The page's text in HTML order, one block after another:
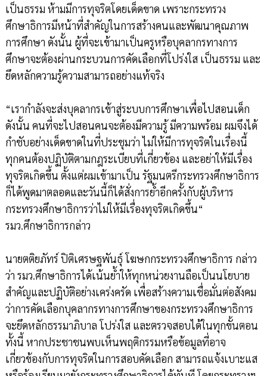
เป็นธรรม ห้ามมีการทุจริตโดยเด็ดขาด เพราะกระทรวง
ศึกษาธิการมีหน้าที่สำคัญในการสร้างคนและพัฒนาคุณภาพ
การศึกษา ดังนั้น ผู้ที่จะเข้ามาเป็นครูหรือบุคลากรทางการ
ศึกษาจะต้องผ่านกระบวนการคัดเลือกที่โปร่งใส เป็นธรรม และ
ยึดหลักความรู้ความสามารถอย่างแท้จริง
“เรากำลังจะส่งบุคลากรเข้าสู่ระบบการศึกษาเพื่อไปสอนเด็ก
ดังนั้น คนที่จะไปสอนคนจะต้องมีความรู้ มีความพร้อม ผมจึงได้
กำชับอย่างเด็ดขาดในที่ประชุมว่า ไม่ให้มีการทุจริตในเรื่องนี้
ทุกคนต้องปฏิบัติตามกฎระเบียบที่เกี่ยวข้อง และอย่าให้มีเรื่อง
ทุจริตเกิดขึ้น ตั้งแต่ผมเข้ามาเป็น รัฐมนตรีกระทรวงศึกษาธิการ
ก็ได้พูดมาตลอดและวันนี้ก็ได้สั่งการย้ำอีกครั้งกับผู้บริหาร
กระทรวงศึกษาธิการว่าไม่ให้มีเรื่องทุจริตเกิดขึ้น“
รมว.ศึกษาธิการกล่าว
นายตติยภัทร์ ปิติเศรษฐพันธุ์ โฆษกกระทรวงศึกษาธิการ กล่าว
ว่า รมว.ศึกษาธิการได้เน้นย้ำให้ทุกหน่วยงานถือเป็นนโยบาย
สำคัญและปฏิบัติอย่างเคร่งครัด เพื่อสร้างความเชื่อมั่นต่อสังคม
ว่าการคัดเลือกบุคลากรทางการศึกษาของกระทรวงศึกษาธิการ
จะยึดหลักธรรมาภิบาล โปร่งใส และตรวจสอบได้ในทุกขั้นตอน
ทั้งนี้ หากประชาชนพบเห็นพฤติกรรมหรือข้อมูลที่อาจ
เกี่ยวข้องกับการทุจริตในการสอบคัดเลือก สามารถแจ้งเบาะแส